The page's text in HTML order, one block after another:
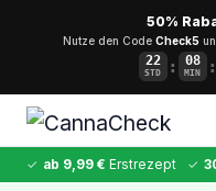
50%
Nutze den Code Check5
22
STD : 08
MIN :
✓ ab 9,99 € Erstrezept ✓